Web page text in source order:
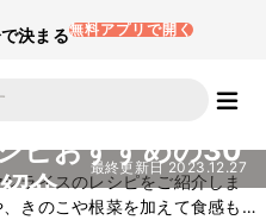
決まる無料アプリで開く
ピおすすめの30
介
最終更新日2023.12.27
ライスのレシピをご紹介しま
きのこや根菜を加えて食感も楽